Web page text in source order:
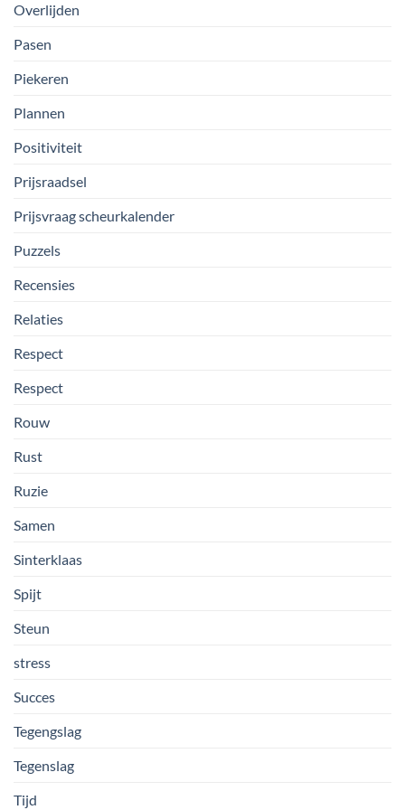
Overlijden
Pasen
Piekeren
Plannen
Positiviteit
Prijsraadsel
Prijsvraag scheurkalender
Puzzels
Recensies
Relaties
Respect
Respect
Rouw
Rust
Ruzie
Samen
Sinterklaas
Spijt
Steun
stress
Succes
Tegengslag
Tegenslag
Tijd